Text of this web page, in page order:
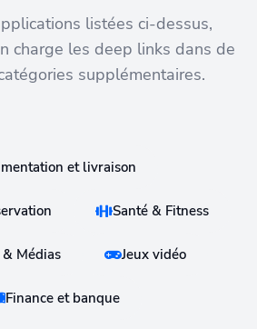
listées ci-dessus,
charge les deep links dans de
supplémentaires.
et livraison
Santé & Fitness
Médias Jeux vidéo
Finance et banque